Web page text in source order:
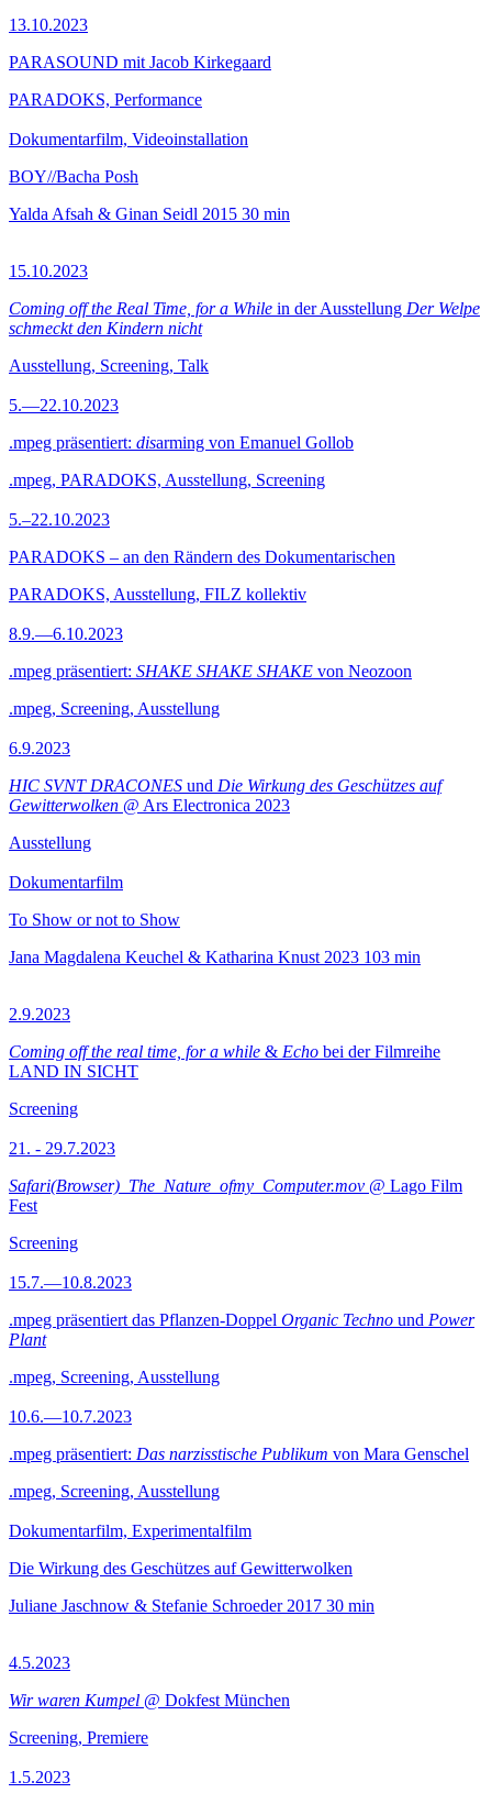
13.10.2023
PARASOUND mit Jacob Kirkegaard
PARADOKS, Performance
Dokumentarfilm, Videoinstallation
BOY//Bacha Posh
Yalda Afsah & Ginan Seidl 2015 30 min
15.10.2023
Coming off the Real Time, for a While in der Ausstellung Der Welpe
schmeckt den Kindern nicht
Ausstellung, Screening, Talk
5.—22.10.2023
.mpeg präsentiert: disarming von Emanuel Gollob
.mpeg, PARADOKS, Ausstellung, Screening
5.–22.10.2023
PARADOKS – an den Rändern des Dokumentarischen
PARADOKS, Ausstellung, FILZ kollektiv
8.9.—6.10.2023
.mpeg präsentiert: SHAKE SHAKE SHAKE von Neozoon
.mpeg, Screening, Ausstellung
6.9.2023
HIC SVNT DRACONES und Die Wirkung des Geschützes auf
Gewitterwolken @ Ars Electronica 2023
Ausstellung
Dokumentarfilm
To Show or not to Show
Jana Magdalena Keuchel & Katharina Knust 2023 103 min
2.9.2023
Coming off the real time, for a while & Echo bei der Filmreihe
LAND IN SICHT
Screening
21. - 29.7.2023
Safari(Browser)_The_Nature_ofmy_Computer.mov @ Lago Film
Fest
Screening
15.7.—10.8.2023
.mpeg präsentiert das Pflanzen-Doppel Organic Techno und Power
Plant
.mpeg, Screening, Ausstellung
10.6.—10.7.2023
.mpeg präsentiert: Das narzisstische Publikum von Mara Genschel
.mpeg, Screening, Ausstellung
Dokumentarfilm, Experimentalfilm
Die Wirkung des Geschützes auf Gewitterwolken
Juliane Jaschnow & Stefanie Schroeder 2017 30 min
4.5.2023
Wir waren Kumpel @ Dokfest München
Screening, Premiere
1.5.2023